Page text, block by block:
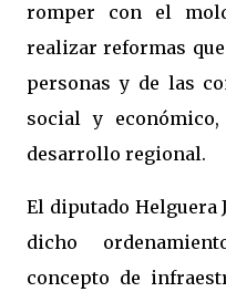
romper con el
realizar reformas
personas y de las
social y
desarrollo regional.
El diputado Helguera
dicho
concepto de